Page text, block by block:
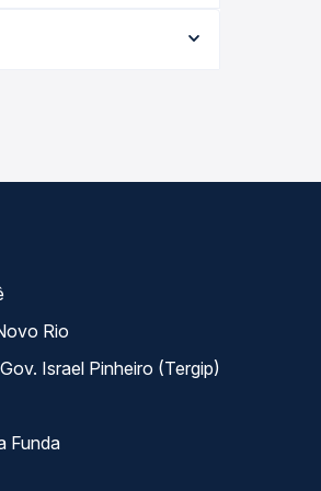
roteiro.
Rio
Israel Pinheiro (Tergip)
Funda